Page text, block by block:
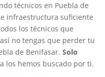
técnicos en Puebla de
infraestructura suficiente
los técnicos que
no tengas que perder tu
de Benifasar. Solo
los hemos buscado por ti.